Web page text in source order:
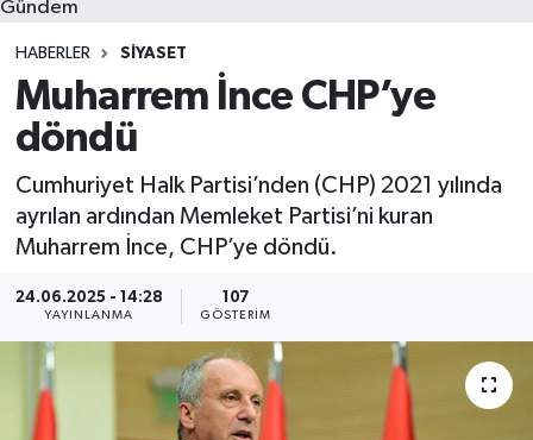
Gündem
HABERLER SIYASET
Muharrem İnce CHP’ye
döndü
Cumhuriyet Halk Partisi’nden (CHP) 2021 yılında
ayrılan ardından Memleket Partisi’ni kuran
Muharrem İnce, CHP’ye döndü.
24.06.2025 - 14:28
YAYINLANMA
107
GÖSTERIM